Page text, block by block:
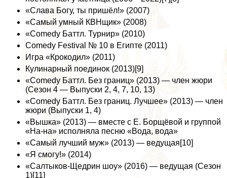
«Слава Богу, ты пришёл!» (2007)
«Самый умный КВНщик» (2008)
«Comedy Баттл. Турнир» (2010)
Comedy Festival № 10 в Египте (2011)
Игра «Крокодил» (2011)
Кулинарный поединок (2013)[9]
«Comedy Баттл. Без границ» (2013) — члeн жюри
(Сезон 4 — Выпуски 2, 4, 7, 10, 13)
«Comedy Баттл. Без границ. Лучшее» (2013) — члeн
жюри (Выпуски 1, 4)
«Вышка» (2013) — вместе с Е. Борщёвой и группой
«На-на» исполняла песню «Вода, вода»
«Самый лучший муж» (2013) — ведущая[10]
«Я смогу!» (2014)
«Салтыков-Щедрин шоу» (2016) — ведущая (Сезон
1)[11]